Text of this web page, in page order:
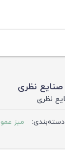
دسته‌بندی:
میز